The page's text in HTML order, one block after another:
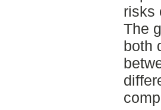
risks
The
both